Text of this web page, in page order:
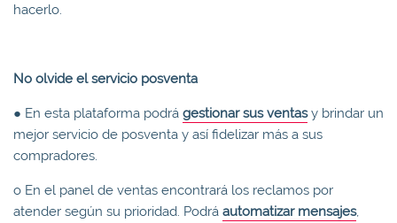
hacerlo.
No olvide el servicio posventa
● En esta plataforma podrá gestionar sus ventasy brindar un
mejor servicio de posventa y así fidelizar más a sus
compradores.
o En el panel de ventas encontrará los reclamos por
atender según su prioridad. Podrá automatizar mensajes,